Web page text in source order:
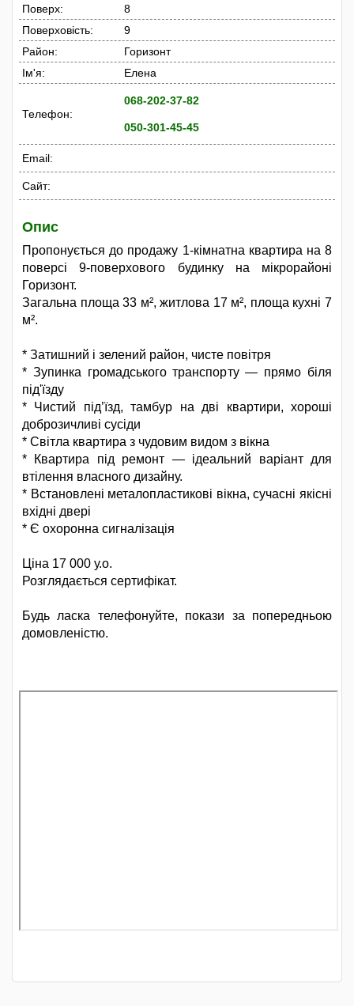
Поверх:
8
Поверховість:
9
Район:
Горизонт
Ім'я:
Елена
Телефон:
068-202-37-82
050-301-45-45
Email:
Сайт:
Опис
Пропонується до продажу 1-кімнатна квартира на 8
поверсі 9-поверхового будинку на мікрорайоні
Горизонт.
Загальна площа 33 м², житлова 17 м², площа кухні 7
м².
* Затишний і зелений район, чисте повітря
* Зупинка громадського транспорту — прямо біля
під'їзду
* Чистий під’їзд, тамбур на дві квартири, хороші
доброзичливі сусіди
* Світла квартира з чудовим видом з вікна
* Квартира під ремонт — ідеальний варіант для
втілення власного дизайну.
* Встановлені металопластикові вікна, сучасні якісні
вхідні двері
* Є охоронна сигналізація
Ціна 17 000 у.о.
Розглядається сертифікат.
Будь ласка телефонуйте, покази за попередньою
домовленістю.